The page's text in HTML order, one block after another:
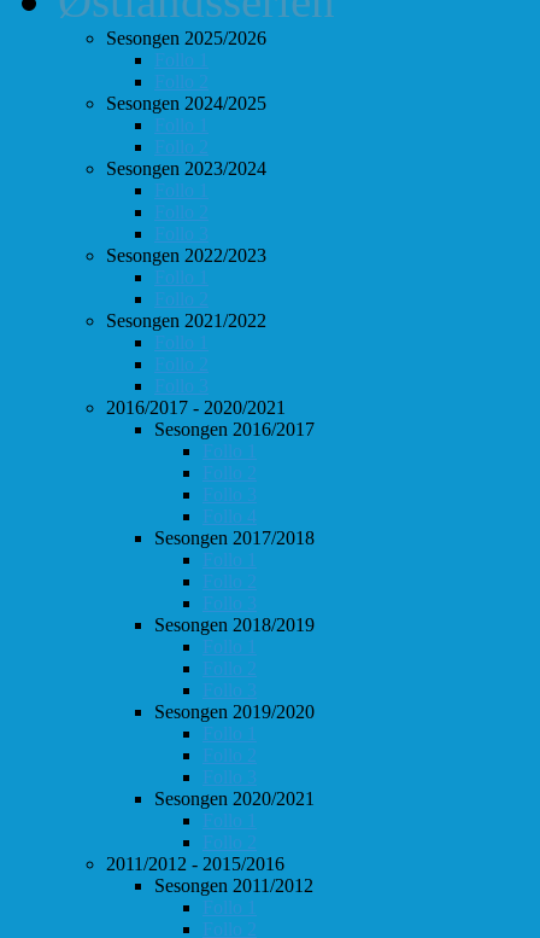
Sesongen 2025/2026
Follo 1
Follo 2
Sesongen 2024/2025
Follo 1
Follo 2
Sesongen 2023/2024
Follo 1
Follo 2
Follo 3
Sesongen 2022/2023
Follo 1
Follo 2
Sesongen 2021/2022
Follo 1
Follo 2
Follo 3
2016/2017 - 2020/2021
Sesongen 2016/2017
Follo 1
Follo 2
Follo 3
Follo 4
Sesongen 2017/2018
Follo 1
Follo 2
Follo 3
Sesongen 2018/2019
Follo 1
Follo 2
Follo 3
Sesongen 2019/2020
Follo 1
Follo 2
Follo 3
Sesongen 2020/2021
Follo 1
Follo 2
2011/2012 - 2015/2016
Sesongen 2011/2012
Follo 1
Follo 2